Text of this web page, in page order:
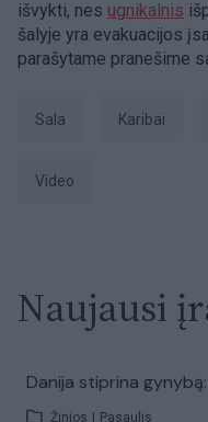
išvykti, nes ugnikalnis
šalyje yra evakuacijos
parašytame pranešime
sala Karibai
Video
Naujausi
Danija stiprina
Žinios Pasaulis